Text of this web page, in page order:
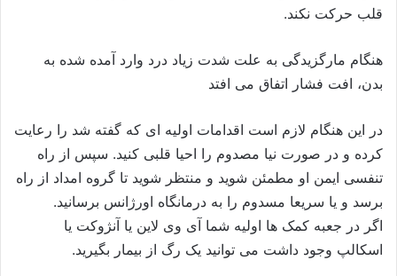
قلب حرکت نکند.
هنگام مارگزیدگی به علت شدت زیاد درد وارد آمده شده به
بدن، افت فشار اتفاق می افتد
در این هنگام لازم است اقدامات اولیه ای که گفته شد را رعایت
کرده و در صورت نیا مصدوم را احیا قلبی کنید. سپس از راه
تنفسی ایمن او مطمئن شوید و منتظر شوید تا گروه امداد از راه
برسد و یا سریعا مسدوم را به درمانگاه اورژانس برسانید.
اگر در جعبه کمک ها اولیه شما آی وی لاین یا آنژوکت یا
اسکالپ وجود داشت می توانید یک رگ از بیمار بگیرید.